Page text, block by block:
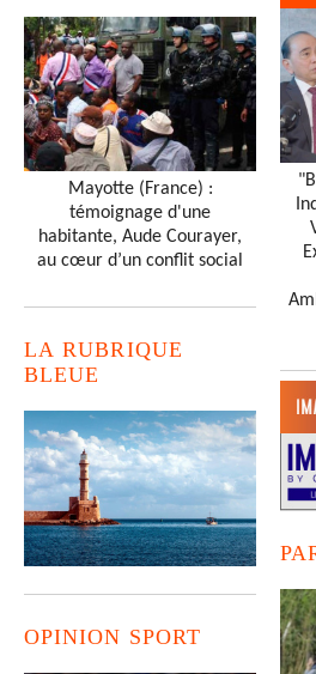
Mayotte (France) :
témoignage d'une
habitante, Aude Courayer,
au cœur d’un conflit social
LA RUBRIQUE
BLEUE
OPINION SPORT